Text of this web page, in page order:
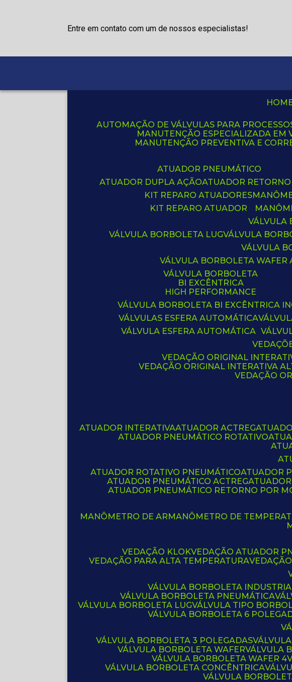
Entre em contato com um de nossos especialistas!
AUTOMAÇÃO DE VÁLVULAS PARA
MANUTENÇÃO ESPECIALIZADA
MANUTENÇÃO PREVENTIVA E
ATUADOR PNEUMÁTICO
ATUADOR DUPLA AÇÃO
ATUADOR
KIT REPARO ATUADORES
KIT REPARO ATUADOR
VÁLVULA BORBOLETA LUG VÁLVULA
VÁLVULA
VÁLVULA BORBOLETA
VÁLVULA BORBOLETA
BI EXCÊNTRICA
HIGH PERFORMANCE
VÁLVULA BORBOLETA BI EXCÊNTRICA
VÁLVULAS ESFERA AUTOMÁTICA
VÁLVULA ESFERA AUTOMÁTICA
VEDAÇÃO ORIGINAL
VEDAÇÃO ORIGINAL INTERATIVA
VEDAÇÃO
ATUADOR INTERATIVA ATUADOR ACTREG
ATUADOR PNEUMÁTICO ROTATIVO
ATUADOR ROTATIVO PNEUMÁTICO
ATUADOR
ATUADOR PNEUMÁTICO ACTREG
ATUADOR PNEUMÁTICO RETORNO POR
MANÔMETRO DE AR
MANÔMETRO DE
VEDAÇÃO KLOK VEDAÇÃO ATUADOR
VEDAÇÃO PARA ALTA TEMPERATURA
VÁLVULA BORBOLETA
VÁLVULA BORBOLETA PNEUMÁTICA
VÁLVULA BORBOLETA LUG VÁLVULA TIPO
VÁLVULA BORBOLETA 6
VÁLVULA BORBOLETA 3 POLEGADAS
VÁLVULA BORBOLETA WAFER VÁLVULA
VÁLVULA BORBOLETA WAFER 4
VÁLVULA BORBOLETA CONCÊNTRICA
VÁLVULA